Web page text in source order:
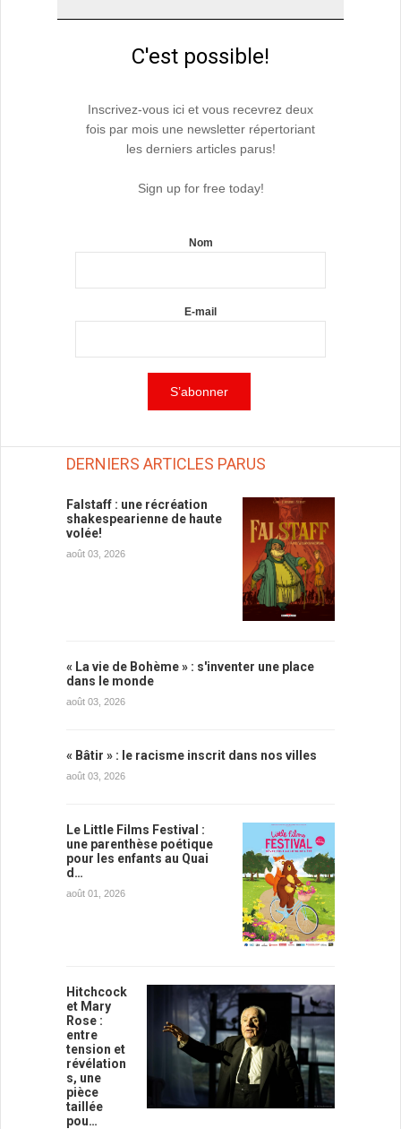
C'est possible!
Inscrivez-vous ici et vous recevrez deux
fois par mois une newsletter répertoriant
les derniers articles parus!
Sign up for free today!
Nom
E-mail
DERNIERS ARTICLES PARUS
Falstaff : une récréation
shakespearienne de haute
volée!
août 03, 2026
« La vie de Bohème » : s'inventer une place
dans le monde
août 03, 2026
« Bâtir » : le racisme inscrit dans nos villes
août 03, 2026
Le Little Films Festival :
une parenthèse poétique
pour les enfants au Quai
d…
août 01, 2026
Hitchcock
et Mary
Rose :
entre
tension et
révélation
s, une
pièce
taillée
pou…